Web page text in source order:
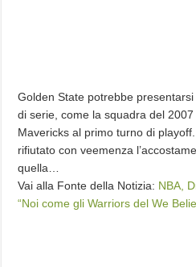
Golden State potrebbe
di serie, come la squadra del
Mavericks al primo turno di
rifiutato con veemenza
quella…
Vai alla Fonte della Notizia: NBA,
“Noi come gli Warriors del We